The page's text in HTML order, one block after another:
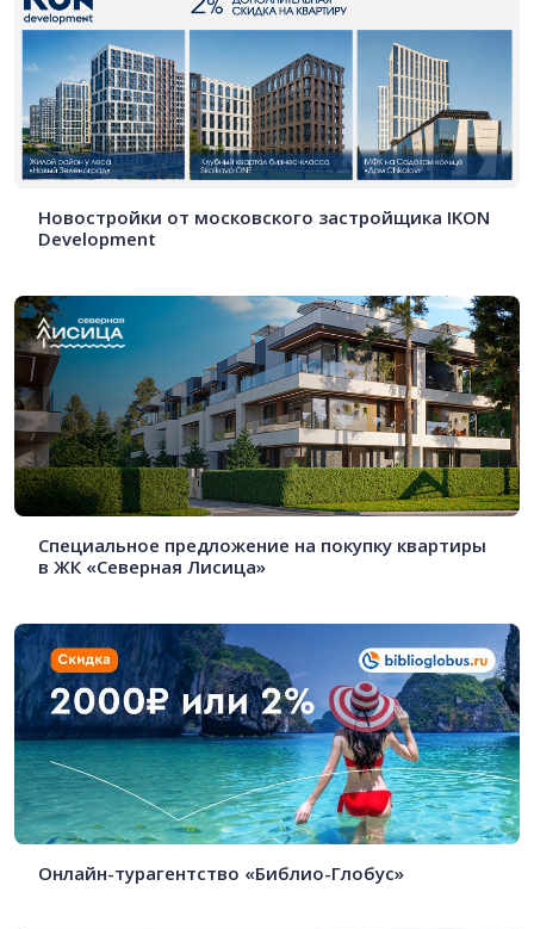
Новостройки от московского застройщика IKON
Development
Специальное предложение на покупку квартиры
в ЖК «Северная Лисица»
Онлайн-турагентство «Библио-Глобус»